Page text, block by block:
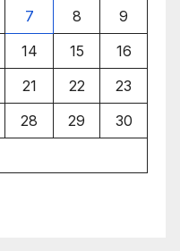
7 8
9
14 15
16
21 22
23
28 29
30